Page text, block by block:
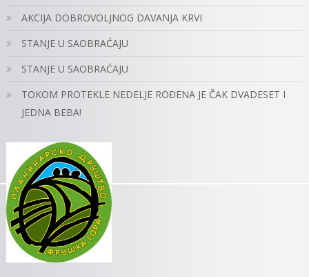
AKCIJA DOBROVOLJNOG DAVANJA KRVI
STANJE U SAOBRAĆAJU
STANJE U SAOBRAĆAJU
TOKOM PROTEKLE NEDELJE ROĐENA JE ČAK DVADESET I
JEDNA BEBA!